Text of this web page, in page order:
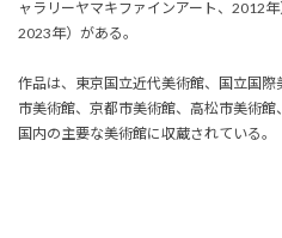
ャラリーヤマキファインアート、2012
2023年）がある。
作品は、東京国立近代美術館、国立国
市美術館、京都市美術館、高松市美術館
国内の主要な美術館に収蔵されている。